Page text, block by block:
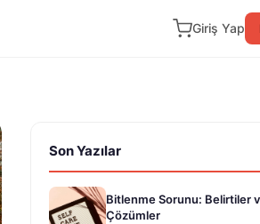
Giriş Yap
Son Yazılar
Bitlenme Sorunu: Belirtiler
Çözümler